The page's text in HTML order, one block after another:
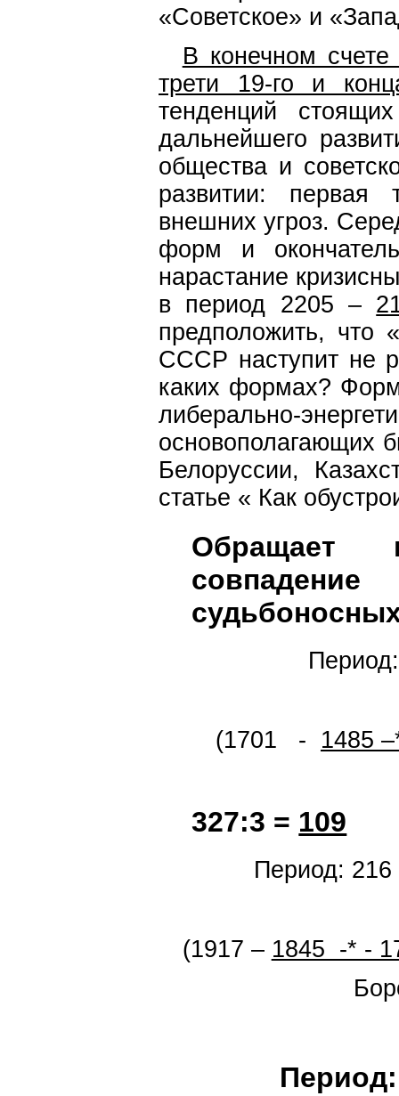
«Советское» и
В конечном
трети 19-го и
тенденций
дальнейшего
общества и
развитии: первая
внешних угроз.
форм и
нарастание
в период 2205 –
предположить, что
СССР наступит не
каких формах?
либерально-
основополагающих
Белоруссии,
статье « Как
Обращает
(1701 - 1485
327:3 = 109
Период: 216
(1917 – 1845 -* -
Период: